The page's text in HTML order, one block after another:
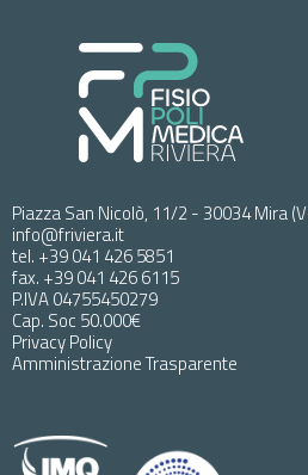
Piazza San Nicolò, 11/2 - 30034 Mira
info@friviera.it
tel. +39 041 426 5851
fax. +39 041 426 6115
P.IVA 04755450279
Cap. Soc 50.000€
Privacy Policy
Amministrazione Trasparente